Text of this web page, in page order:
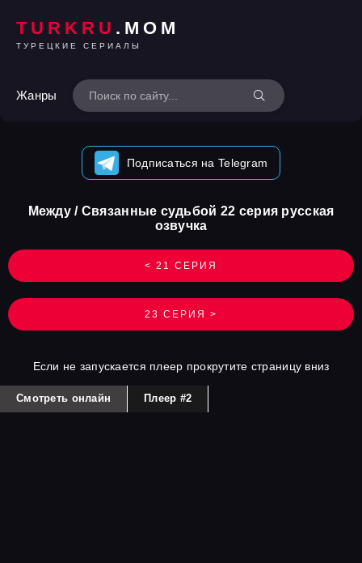
TURKRU .MOM
ТУРЕЦКИЕ СЕРИАЛЫ
Жанры
Подписаться на Telegram
< 21 СЕРИЯ
Между / Связанные судьбой 22 серия русская
озвучка
23 СЕРИЯ >
Если не запускается плеер прокрутите страницу вниз
Смотреть онлайн Плеер #2